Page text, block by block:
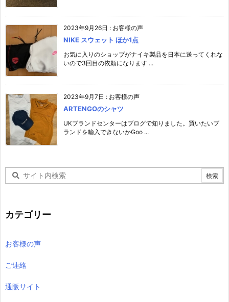
2023年9月26日 : お客様の声
NIKE スウェット ほか1点
お気に入りのショップがナイキ製品を日本に送ってくれな
いので3回目の依頼になります ...
2023年9月7日 : お客様の声
ARTENGOのシャツ
UKブランドセンターはブログで知りました。買いたいブ
ランドを輸入できないかGoo ...
カテゴリー
お客様の声
ご連絡
通販サイト